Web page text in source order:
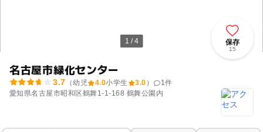
1 / 4
名古屋市緑化センター
3.7 （幼児 4.0小学生 3.0 ） 1件
愛知県名古屋市昭和区鶴舞1-1-168 鶴舞公園内
保存
15